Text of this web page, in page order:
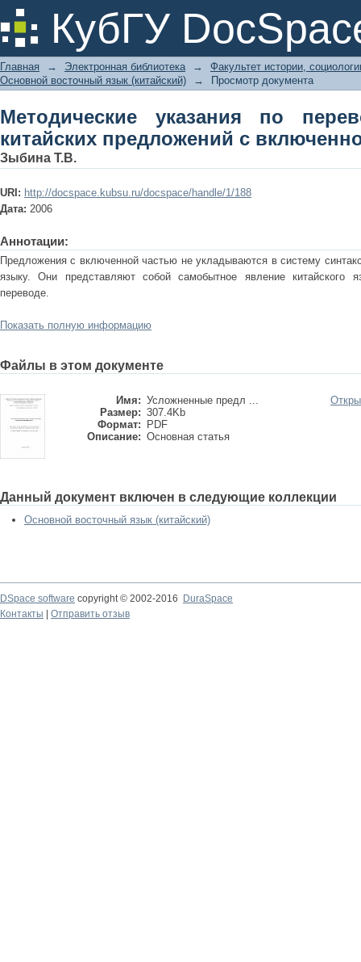
КубГУ
Методические указания по
включенной частью
Главная → Электронная библиотека →
Факультет истории,
Основной восточный язык (китайский)
→ Просмотр документа
Методические указания по
китайских предложений с
Зыбина Т.В.
URI: http://docspace.kubsu.ru/docspace/handle/1/188
Дата: 2006
Аннотации:
Предложения с включенной частью не укладываются в систему
языку. Они представляют собой самобытное явление китайского
переводе.
Показать полную информацию
Файлы в этом документе
Имя: Усложненные предл ...
Размер: 307.4Kb
Формат:
PDF
Описание: Основная статья
Данный документ включен в следующие коллекции
Основной восточный язык (китайский)
DSpace software copyright © 2002-2016
DuraSpace
Контакты
Отправить отзыв